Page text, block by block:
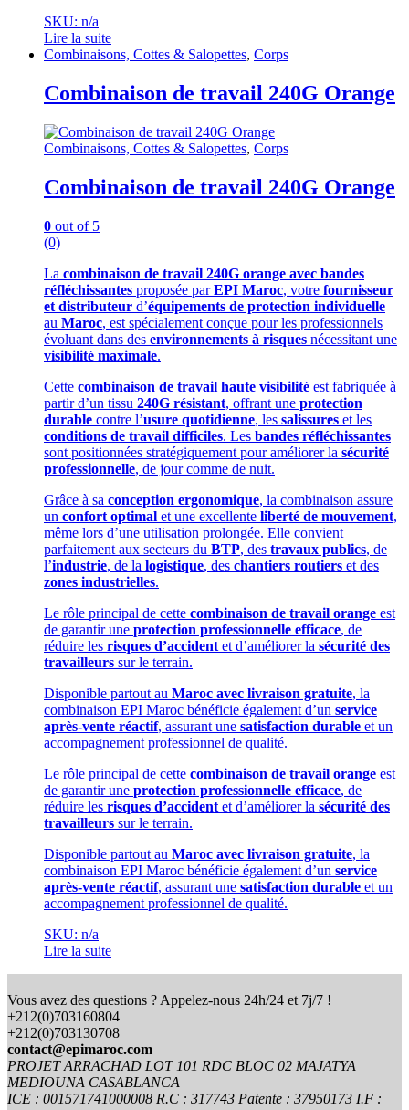
SKU: n/a
Lire la suite
Combinaisons, Cottes & Salopettes, Corps
Combinaison de travail 240G Orange
Combinaisons, Cottes & Salopettes, Corps
Combinaison de travail 240G Orange
0 out of 5
(0)
La combinaison de travail 240G orange avec bandes
réfléchissantes proposée parEPI Maroc, votre fournisseur
et distributeur d’équipements de protection individuelle
au Maroc, est spécialement conçue pour les professionnels
évoluant dans des environnements à risques nécessitant une
visibilité maximale.
Cette combinaison de travail haute visibilité est fabriquée à
partir d’un tissu 240G résistant, offrant une protection
durable contre l’usure quotidienne, les salissures et les
conditions de travail difficiles. Les bandes réfléchissantes
sont positionnées stratégiquement pour améliorer la sécurité
professionnelle, de jour comme de nuit.
Grâce à sa conception ergonomique, la combinaison assure
un confort optimal et une excellente liberté de mouvement,
même lors d’une utilisation prolongée. Elle convient
parfaitement aux secteurs du BTP, des travaux publics, de
l’industrie, de la logistique, des chantiers routiers et des
zones industrielles.
Le rôle principal de cette combinaison de travail orange est
de garantir une protection professionnelle efficace, de
réduire les risques d’accident et d’améliorer la sécurité des
travailleurs sur le terrain.
Disponible partout au Maroc avec livraison gratuite, la
combinaison EPI Maroc bénéficie également d’un service
après-vente réactif, assurant une satisfaction durable et un
accompagnement professionnel de qualité.
Le rôle principal de cette combinaison de travail orange est
de garantir une protection professionnelle efficace, de
réduire les risques d’accident et d’améliorer la sécurité des
travailleurs sur le terrain.
Disponible partout au Maroc avec livraison gratuite, la
combinaison EPI Maroc bénéficie également d’un service
après-vente réactif, assurant une satisfaction durable et un
accompagnement professionnel de qualité.
SKU: n/a
Lire la suite
Vous avez des questions ? Appelez-nous 24h/24 et 7j/7 !
+212(0)703160804
+212(0)703130708
contact@epimaroc.com
PROJET ARRACHAD LOT 101 RDC BLOC 02 MAJATYA
MEDIOUNA CASABLANCA
ICE : 001571741000008 R.C : 317743 Patente : 37950173 I.F :